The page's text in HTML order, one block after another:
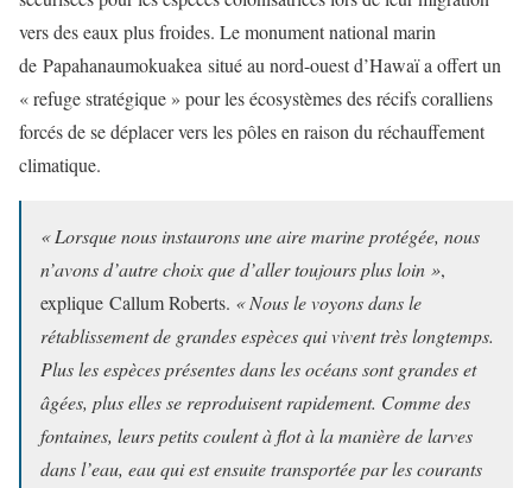
vers des eaux plus froides. Le monument national marin
de Papahanaumokuakea situé au nord-ouest d’Hawaï a offert un
« refuge stratégique » pour les écosystèmes des récifs coralliens
forcés de se déplacer vers les pôles en raison du réchauffement
climatique.
« Lorsque nous instaurons une aire marine protégée, nous
n’avons d’autre choix que d’aller toujours plus loin »,
explique Callum Roberts. « Nous le voyons dans le
rétablissement de grandes espèces qui vivent très longtemps.
Plus les espèces présentes dans les océans sont grandes et
âgées, plus elles se reproduisent rapidement. Comme des
fontaines, leurs petits coulent à flot à la manière de larves
dans l’eau, eau qui est ensuite transportée par les courants